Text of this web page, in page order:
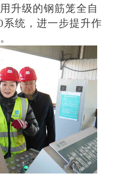
升级的钢筋笼全自
统，进一步提升作